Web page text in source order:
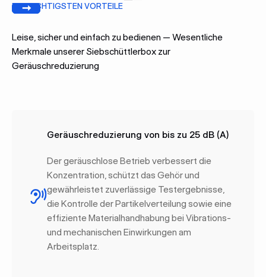
Bisherige
Weiter
DIE WICHTIGSTEN VORTEILE
Leise, sicher und einfach zu bedienen — Wesentliche
Merkmale unserer Siebschüttlerbox zur
Geräuschreduzierung
Geräuschreduzierung von bis zu 25 dB (A)
Der geräuschlose Betrieb verbessert die
Konzentration, schützt das Gehör und
gewährleistet zuverlässige Testergebnisse,
die Kontrolle der Partikelverteilung sowie eine
effiziente Materialhandhabung bei Vibrations-
und mechanischen Einwirkungen am
Arbeitsplatz.